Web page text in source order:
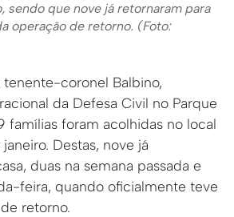
sendo que nove já retornaram para
operação de retorno. (Foto:
coronel Balbino,
da Defesa Civil no Parque
famílias foram acolhidas no local
Destas, nove já
duas na semana passada e
feira, quando oficialmente teve
retorno.